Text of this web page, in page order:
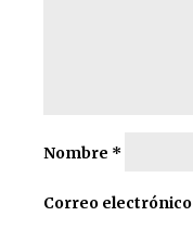
Nombre *
Correo electrónico